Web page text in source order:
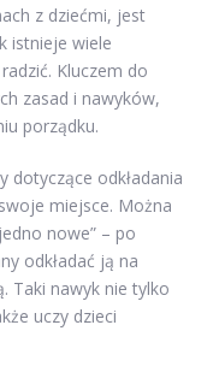
z dziećmi, jest
istnieje wiele
Kluczem do
zasad i nawyków,
porządku.
dotyczące odkładania
miejsce. Można
nowe” – po
odkładać ją na
Taki nawyk nie tylko
uczy dzieci